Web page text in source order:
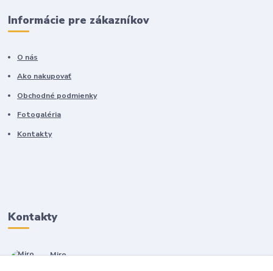
Informácie pre zákazníkov
O nás
Ako nakupovať
Obchodné podmienky
Fotogaléria
Kontakty
Kontakty
Miro